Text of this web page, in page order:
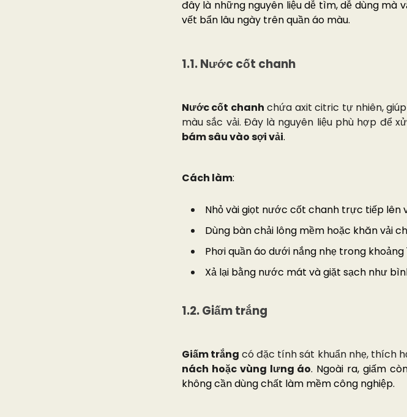
đây là những nguyên liệu dễ tìm, dễ dùng mà
vết bẩn lâu ngày trên quần áo màu.
1.1. Nước cốt chanh
Nước cốt chanh chứa axit citric tự nhiên,
màu sắc vải. Đây là nguyên liệu phù hợp để
bám sâu vào sợi vải.
Cách làm:
Nhỏ vài giọt nước cốt chanh trực tiếp lên
Dùng bàn chải lông mềm hoặc khăn vải
Phơi quần áo dưới nắng nhẹ trong
Xả lại bằng nước mát và giặt sạch như
1.2. Giấm trắng
Giấm trắng có đặc tính sát khuẩn nhẹ, thích
nách hoặc vùng lưng áo. Ngoài ra, giấm
không cần dùng chất làm mềm công nghiệp.